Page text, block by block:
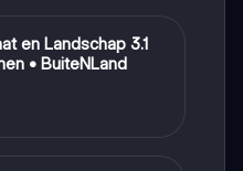
en Landschap 3.1
• BuiteNLand